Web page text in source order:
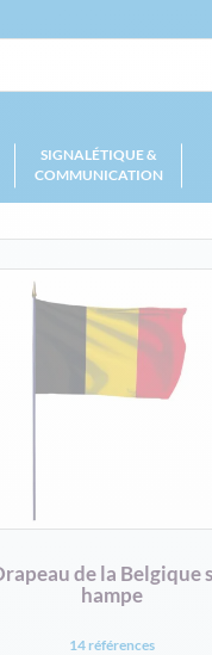
SIGNALÉTIQUE &
COMMUNICATION
de la Belgique
hampe
14 références